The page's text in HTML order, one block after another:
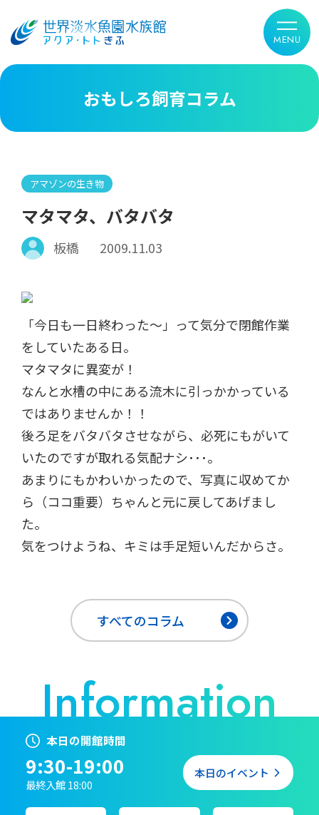
おもしろ飼育コラム
アマゾンの生き物
マタマタ、バタバタ
板橋 2009.11.03
「今日も一日終わった～」って気分で閉館作業
をしていたある日。
マタマタに異変が！
なんと水槽の中にある流木に引っかかっている
ではありませんか！！
後ろ足をバタバタさせながら、必死にもがいて
いたのですが取れる気配ナシ･･･。
あまりにもかわいかったので、写真に収めてか
ら（ココ重要）ちゃんと元に戻してあげまし
た。
気をつけようね、キミは手足短いんだからさ。
すべてのコラム
本日の開館時間
9:30-19:00
最終入館 18:00
本日のイベント